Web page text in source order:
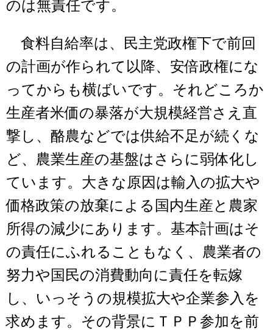
のは無責任です。
食料自給率は、民主党政権下で前回
の計画が作られて以降、安倍政権にな
ってからも横ばいです。それどころか
生産者米価の暴落が大規模経営さえ直
撃し、酪農などでは供給不足が続くな
ど、農業生産の基盤はさらに弱体化し
ています。大きな原因は輸入の拡大や
価格政策の放棄による国内生産と農家
所得の減少にあります。基本計画はそ
の責任にふれることもなく、農業者の
努力や国民の消費動向に責任を転嫁
し、いっそうの規模拡大や企業参入を
求めます。その背景にＴＰＰ参加を前